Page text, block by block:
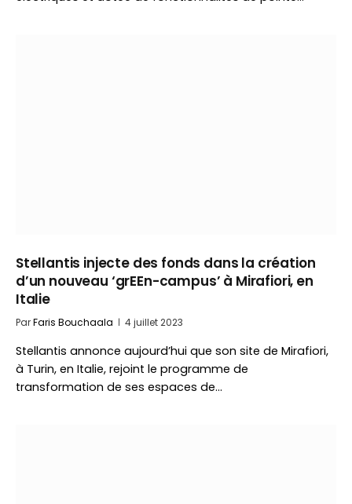
Stellantis injecte des fonds dans la création
d’un nouveau ‘grEEn-campus’ à Mirafiori, en
Italie
ParFaris Bouchaala 4 juillet 2023
Stellantis annonce aujourd’hui que son site de Mirafiori,
à Turin, en Italie, rejoint le programme de
transformation de ses espaces de…